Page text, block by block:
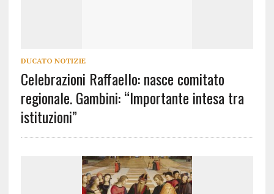
DUCATO NOTIZIE
Celebrazioni Raffaello: nasce comitato
regionale. Gambini: “Importante intesa tra
istituzioni”